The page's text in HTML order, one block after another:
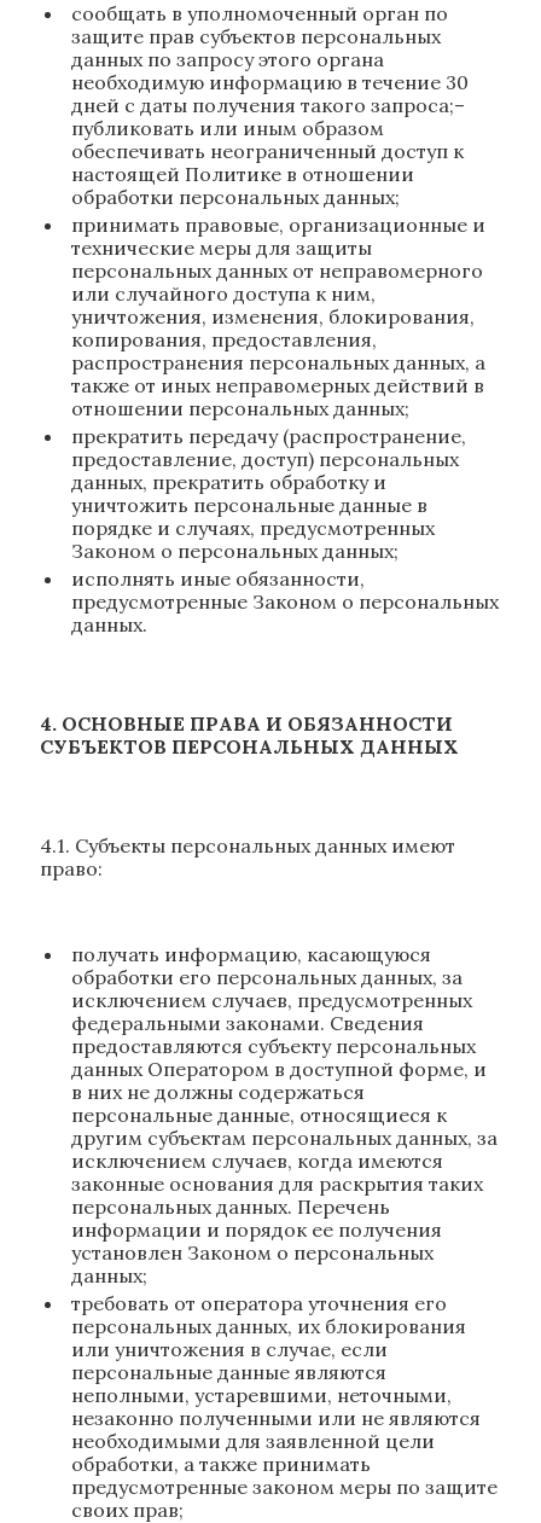
сообщать в уполномоченный орган по
защите прав субъектов персональных
данных по запросу этого органа
необходимую информацию в течение 30
дней с даты получения такого запроса;–
публиковать или иным образом
обеспечивать неограниченный доступ к
настоящей Политике в отношении
обработки персональных данных;
принимать правовые, организационные и
технические меры для защиты
персональных данных от неправомерного
или случайного доступа к ним,
уничтожения, изменения, блокирования,
копирования, предоставления,
распространения персональных данных, а
также от иных неправомерных действий в
отношении персональных данных;
прекратить передачу (распространение,
предоставление, доступ) персональных
данных, прекратить обработку и
уничтожить персональные данные в
порядке и случаях, предусмотренных
Законом о персональных данных;
исполнять иные обязанности,
предусмотренные Законом о персональных
данных.
4. ОСНОВНЫЕ ПРАВА И ОБЯЗАННОСТИ
СУБЪЕКТОВ ПЕРСОНАЛЬНЫХ ДАННЫХ
4.1. Субъекты персональных данных имеют
право:
получать информацию, касающуюся
обработки его персональных данных, за
исключением случаев, предусмотренных
федеральными законами. Сведения
предоставляются субъекту персональных
данных Оператором в доступной форме, и
в них не должны содержаться
персональные данные, относящиеся к
другим субъектам персональных данных, за
исключением случаев, когда имеются
законные основания для раскрытия таких
персональных данных. Перечень
информации и порядок ее получения
установлен Законом о персональных
данных;
требовать от оператора уточнения его
персональных данных, их блокирования
или уничтожения в случае, если
персональные данные являются
неполными, устаревшими, неточными,
незаконно полученными или не являются
необходимыми для заявленной цели
обработки, а также принимать
предусмотренные законом меры по защите
своих прав;